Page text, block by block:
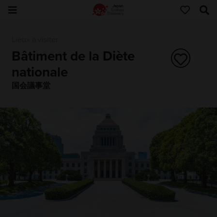
Bâtiment de la Diète
nationale
国会議事堂